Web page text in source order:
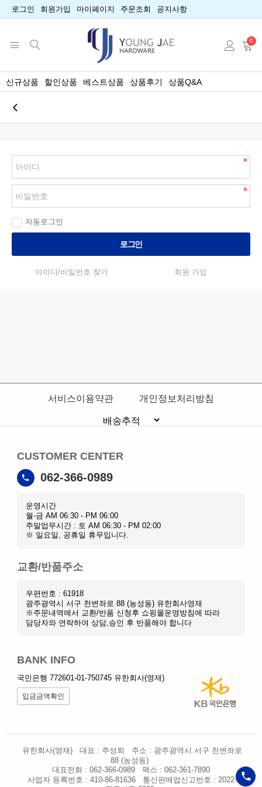
로그인 회원가입 마이페이지 주문조회 공지사항
0
신규상품 할인상품 베스트상품 상품후기 상품Q&A
자동로그인
로그인
아이디/비밀번호 찾기 회원 가입
서비스이용약관 개인정보처리방침
CUSTOMER CENTER
062-366-0989
운영시간
월-금 AM 06:30 - PM 06:00
주말업무시간 : 토 AM 06:30 - PM 02:00
※ 일요일, 공휴일 휴무입니다.
교환/반품주소
우편번호 : 61918
광주광역시 서구 천변좌로 88 (농성동) 유한회사영재
※주문내역에서 교환/반품 신청후 쇼핑몰운영방침에 따라
담당자와 연락하여 상담,승인 후 반품해야 합니다
BANK INFO
국민은행 772601-01-750745 유한회사(영재)
입금금액확인
유한회사(영재) 대표 : 주성희
주소 : 광주광역시 서구 천변좌로
88 (농성동)
대표전화 : 062-366-0989
팩스 : 062-361-7890
사업자 등록번호 : 410-86-81636
통신판매업신고번호 : 2022-